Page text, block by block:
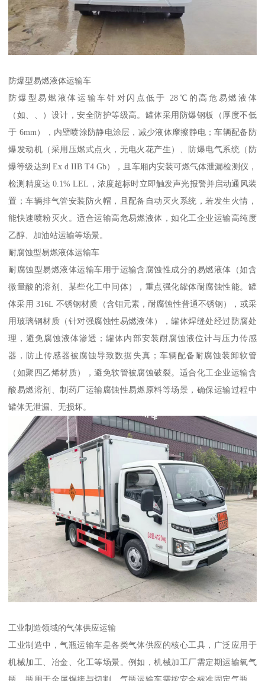
防爆型易燃液体运输车​
防爆型易燃液体运输车针对闪点低于 28℃的高危易燃液体
（如、、）设计，安全防护等级高。罐体采用防爆钢板（厚度不低
于 6mm），内壁喷涂防静电涂层，减少液体摩擦静电；车辆配备防
爆发动机（采用压燃式点火，无电火花产生）、防爆电气系统（防
爆等级达到 Ex d IIB T4 Gb），且车厢内安装可燃气体泄漏检测仪，
检测精度达 0.1% LEL，浓度超标时立即触发声光报警并启动通风装
置；车辆排气管安装防火帽，且配备自动灭火系统，若发生火情，
能快速喷粉灭火。适合运输高危易燃液体，如化工企业运输高纯度
乙醇、加油站运输等场景。​
耐腐蚀型易燃液体运输车​
耐腐蚀型易燃液体运输车用于运输含腐蚀性成分的易燃液体（如含
微量酸的溶剂、某些化工中间体），重点强化罐体耐腐蚀性能。罐
体采用 316L 不锈钢材质（含钼元素，耐腐蚀性普通不锈钢），或采
用玻璃钢材质（针对强腐蚀性易燃液体），罐体焊缝处经过防腐处
理，避免腐蚀液体渗透；罐体内部安装耐腐蚀液位计与压力传感
器，防止传感器被腐蚀导致数据失真；车辆配备耐腐蚀装卸软管
（如聚四乙烯材质），避免软管被腐蚀破裂。适合化工企业运输含
酸易燃溶剂、制药厂运输腐蚀性易燃原料等场景，确保运输过程中
罐体无泄漏、无损坏。​
工业制造领域的气体供应运输​
工业制造中，气瓶运输车是各类气体供应的核心工具，广泛应用于
机械加工、冶金、化工等场景。例如，机械加工厂需定期运输氧气